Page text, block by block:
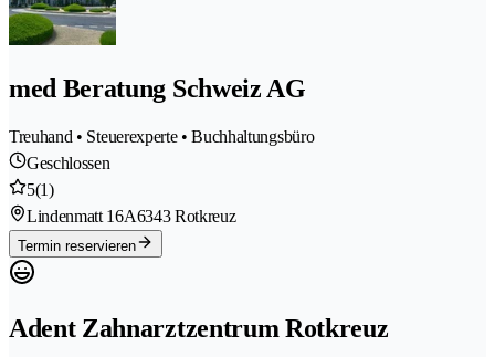
med Beratung Schweiz AG
Treuhand • Steuerexperte • Buchhaltungsbüro
Geschlossen
5(1)
Lindenmatt 16A6343 Rotkreuz
Termin reservieren
Adent Zahnarztzentrum Rotkreuz